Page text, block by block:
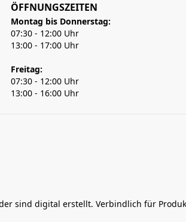
ÖFFNUNGSZEITEN
Montag bis Donnerstag:
07:30 - 12:00 Uhr
13:00 - 17:00 Uhr
Freitag:
07:30 - 12:00 Uhr
13:00 - 16:00 Uhr
sind digital erstellt. Verbindlich für